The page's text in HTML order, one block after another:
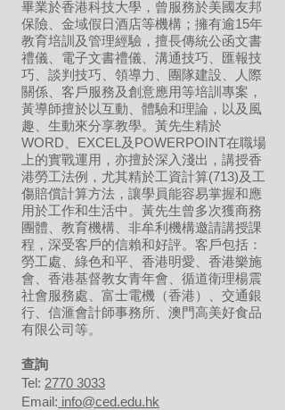
畢業於香港科技大學，曾服務於美國友邦
保險、金域假日酒店等機構；擁有逾15年
教育培訓及管理經驗，擅長傳統公函文書
禮儀、電子文書禮儀、溝通技巧、匯報技
巧、談判技巧、領導力、團隊建設、人際
關係、客戶服務及創意應用等培訓專案，
黃導師擅於以互動、體驗和理論，以及風
趣、生動來分享教學。黃先生精於
WORD、EXCEL及POWERPOINT在職場
上的實戰運用，亦擅於深入淺出，講授香
港勞工法例，尤其精於工資計算(713)及工
傷賠償計算方法，讓學員能容易掌握和應
用於工作和生活中。黃先生曾多次獲商務
團體、教育機構、非牟利機構邀請講授課
程，深受客戶的信賴和好評。客戶包括：
勞工處、綠色和平、香港明愛、香港樂施
會、香港基督教女青年會、循道衛理楊震
社會服務處、富士電機（香港）、交通銀
行、信滙會計師事務所、澳門高美好食品
有限公司等。
​查詢
Tel: 2770 3033
Email: info@ced.edu.hk